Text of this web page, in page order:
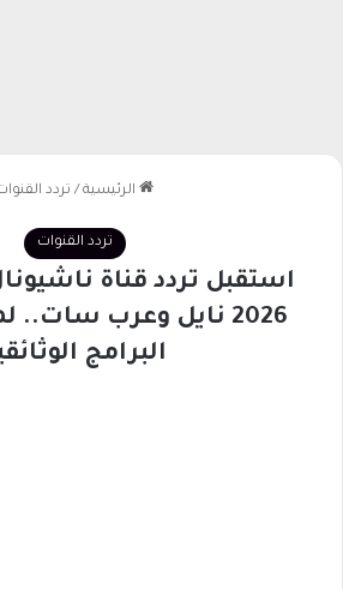
الرئيسية / تردد
تردد القنوات
استقبل تردد قناة
2026 نايل وعرب سات..
البرامج